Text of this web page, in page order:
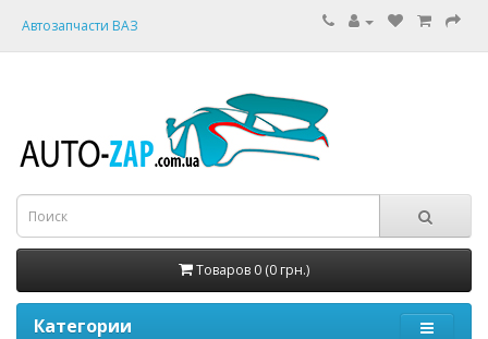
Автозапчасти ВАЗ
Товаров 0 (0 грн.)
Категории